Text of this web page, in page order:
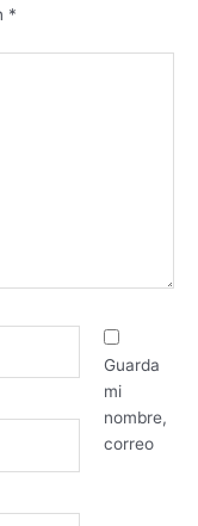
*
Guarda
mi
nombre,
correo